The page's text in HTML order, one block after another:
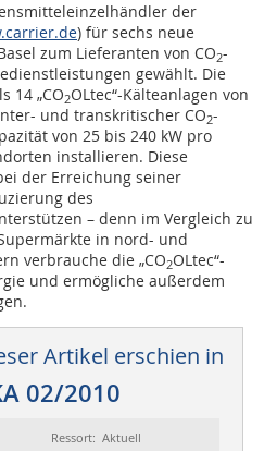
der
) für sechs neue
zum Lieferanten von CO2-
gewählt. Die
14 „CO2OLtec“-Kälteanlagen von
und transkritischer CO2-
von 25 bis 240 kW pro
installieren. Diese
der Erreichung seiner
des
– denn im Vergleich zu
in nord- und
verbrauche die „CO2OLtec“-
und ermögliche außerdem
Artikel erschien in
02/2010
Ressort: Aktuell